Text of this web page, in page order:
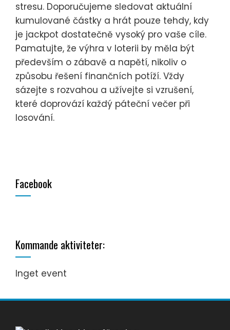
stresu. Doporučujeme sledovat aktuální
kumulované částky a hrát pouze tehdy, kdy
je jackpot dostatečně vysoký pro vaše cíle.
Pamatujte, že výhra v loterii by měla být
především o zábavě a napětí, nikoliv o
způsobu řešení finančních potíží. Vždy
sázejte s rozvahou a užívejte si vzrušení,
které doprovází každý páteční večer při
losování.
Facebook
Kommande aktiviteter:
Inget event